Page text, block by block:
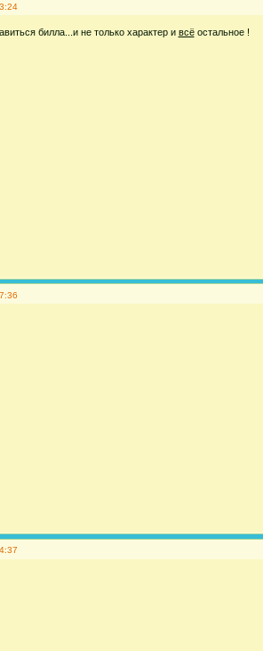
билла...и не только характер и всёостальное !